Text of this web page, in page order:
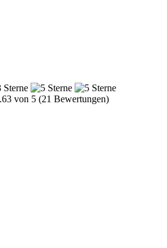
von 5 (21 Bewertungen)